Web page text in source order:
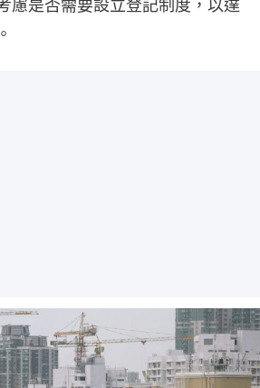
慮是否需要設立登記制度，以達